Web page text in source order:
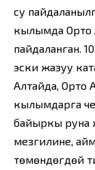
су
кылымда Орто
пайдаланган.
эски жазуу
Алтайда, Орто
кылымдарга
байыркы руна
мезгилине,
төмөндөгүдөй